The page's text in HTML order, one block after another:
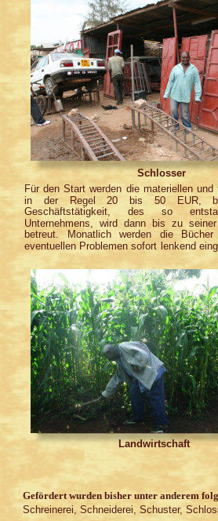
Für den Start werden die materiellen
in der Regel 20 bis 50 EUR,
Geschäftstätigkeit, des so
Unternehmens, wird dann bis zu
betreut. Monatlich werden die
eventuellen Problemen sofort lenkend
Gefördert wurden bisher unter anderem
Schreinerei, Schneiderei, Schuster,
Landwirtschaft
Schlosser